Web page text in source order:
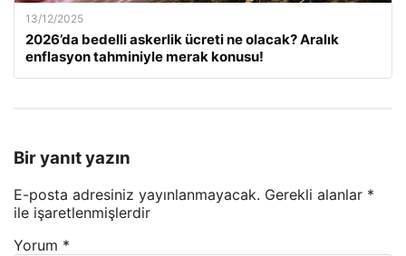
13/12/2025
2026’da bedelli askerlik ücreti ne olacak? Aralık
enflasyon tahminiyle merak konusu!
Bir yanıt yazın
E-posta adresiniz yayınlanmayacak. Gerekli alanlar *
ile işaretlenmişlerdir
Yorum *